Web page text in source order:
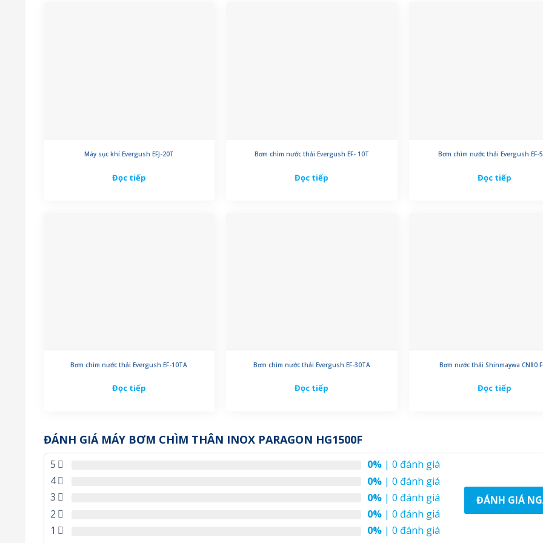
Máy sục khí Evergush EFJ-20T
Đọc tiếp
Bơm chìm nước thải Evergush EF- 10T
Đọc tiếp
Bơm chìm nước thải Evergush EF-
Đọc tiếp
Bơm chìm nước thải Evergush EF-10TA
Đọc tiếp
Bơm chìm nước thải Evergush EF-30TA
Đọc tiếp
Bơm nước thải Shinmaywa CN80
Đọc tiếp
ĐÁNH GIÁ MÁY BƠM CHÌM THÂN INOX PARAGON HG1500F
5 0% | 0 đánh giá
4
0% | 0 đánh giá
3
0% | 0 đánh giá
2
0% | 0 đánh giá
1
0% | 0 đánh giá
ĐÁNH GIÁ